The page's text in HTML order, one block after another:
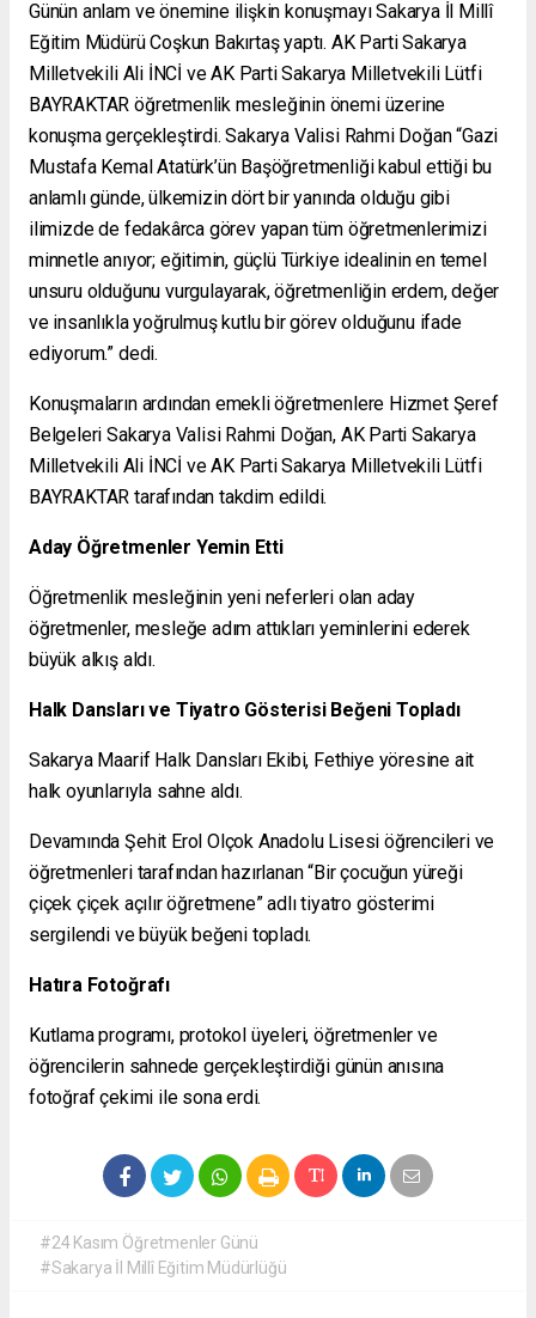
Günün anlam ve önemine ilişkin konuşmayı Sakarya İl Millî
Eğitim Müdürü Coşkun Bakırtaş yaptı. AK Parti Sakarya
Milletvekili Ali İNCİ ve AK Parti Sakarya Milletvekili Lütfi
BAYRAKTAR öğretmenlik mesleğinin önemi üzerine
konuşma gerçekleştirdi. Sakarya Valisi Rahmi Doğan “Gazi
Mustafa Kemal Atatürk’ün Başöğretmenliği kabul ettiği bu
anlamlı günde, ülkemizin dört bir yanında olduğu gibi
ilimizde de fedakârca görev yapan tüm öğretmenlerimizi
minnetle anıyor; eğitimin, güçlü Türkiye idealinin en temel
unsuru olduğunu vurgulayarak, öğretmenliğin erdem, değer
ve insanlıkla yoğrulmuş kutlu bir görev olduğunu ifade
ediyorum.” dedi.
Konuşmaların ardından emekli öğretmenlere Hizmet Şeref
Belgeleri Sakarya Valisi Rahmi Doğan, AK Parti Sakarya
Milletvekili Ali İNCİ ve AK Parti Sakarya Milletvekili Lütfi
BAYRAKTAR tarafından takdim edildi.
Aday Öğretmenler Yemin Etti
Öğretmenlik mesleğinin yeni neferleri olan aday
öğretmenler, mesleğe adım attıkları yeminlerini ederek
büyük alkış aldı.
Halk Dansları ve Tiyatro Gösterisi Beğeni Topladı
Sakarya Maarif Halk Dansları Ekibi, Fethiye yöresine ait
halk oyunlarıyla sahne aldı.
Devamında Şehit Erol Olçok Anadolu Lisesi öğrencileri ve
öğretmenleri tarafından hazırlanan “Bir çocuğun yüreği
çiçek çiçek açılır öğretmene” adlı tiyatro gösterimi
sergilendi ve büyük beğeni topladı.
Hatıra Fotoğrafı
Kutlama programı, protokol üyeleri, öğretmenler ve
öğrencilerin sahnede gerçekleştirdiği günün anısına
fotoğraf çekimi ile sona erdi.
#24 Kasım Öğretmenler Günü
#Sakarya İl Millî Eğitim Müdürlüğü